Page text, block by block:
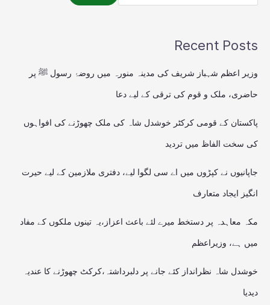
Recent Posts
وزیر اعظم شہباز شریف کی مدینہ منورہ میں روضۂ رسول ﷺ پر
حاضری، ملک و قوم کی ترقی کے لیے دعا
پاکستان کے قومی کرکٹر خوشدل شاہ کی ملک چھوڑنے کی افواہوں
کی سخت الفاظ میں تردید
جاپانیوں نے کپڑوں میں اے سی لگوا لیے، دفتری ملازمین کے لیے حیرت
انگیز ایجاد متعارف
مکہ معاہدہ پر دستخط میرے لئے باعث اعزاز،یہ تینوں ملکوں کے مفاد
میں ہے، وزیراعظم
خوشدل شاہ نظرانداز کئے جانے پر دلبرداشتہ،کرکٹ چھوڑنے کا عندیہ
دیدیا